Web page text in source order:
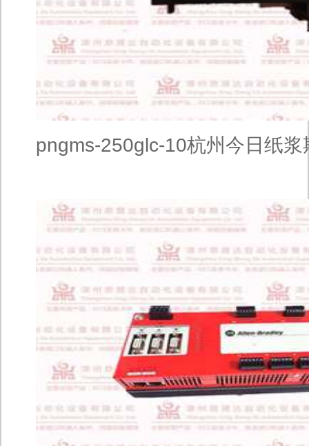
pngms-250glc-10杭州今日纸浆